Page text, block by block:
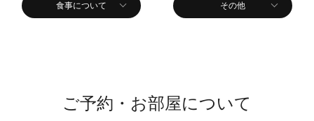
食事について その他
ご予約・お部屋について